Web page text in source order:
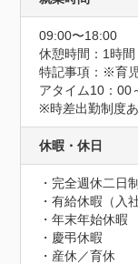
09:00〜18:00
休憩時間：1時間
特記事項：※育
アタイム10：00
※時差出勤制度
休暇・休日
・完全週休二日
・有給休暇（入
・年末年始休暇
・慶弔休暇
・産休／育休